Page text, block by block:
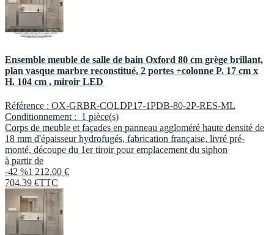
Ensemble meuble de salle de bain Oxford 80 cm grège brillant,
plan vasque marbre reconstitué, 2 portes +colonne P. 17 cm x
H. 104 cm , miroir LED
Référence : OX-GRBR-COLDP17-1PDB-80-2P-RES-ML
Conditionnement : 1 pièce(s)
Corps de meuble et façades en panneau aggloméré haute densité de
18 mm d'épaisseur hydrofugés, fabrication française, livré pré-
monté, découpe du 1er tiroir pour emplacement du siphon
à partir de
-42 %1 212,00 €
704,39 €TTC